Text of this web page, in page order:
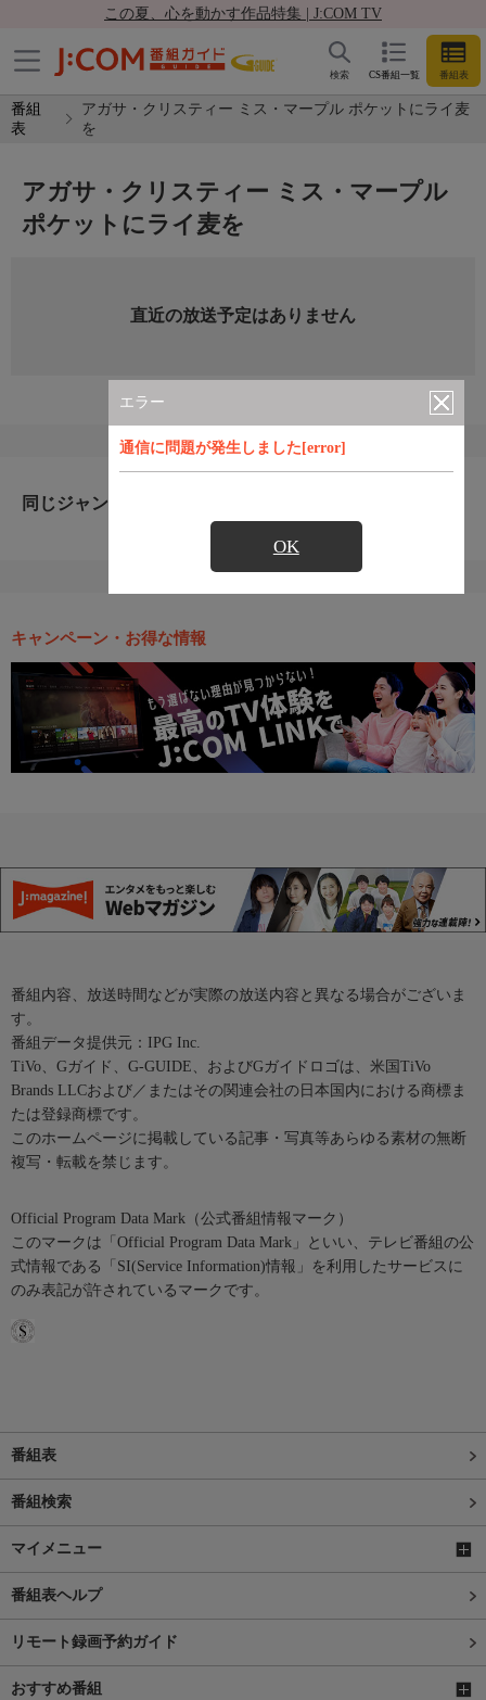
この夏、心を動かす作品特集 | J:COM TV
CS番組一覧 番組表
検索
番組
表
アガサ・クリスティー ミス・マープル ポケットにライ麦
を
エラー
通信に問題が発生しました[error]
OK
アガサ・クリスティー ミス・マープル
ポケットにライ麦を
直近の放送予定はありません
同じジャンルのおすすめ番組
キャンペーン・お得な情報
番組内容、放送時間などが実際の放送内容と異なる場合がございま
す。
番組データ提供元：IPG Inc.
TiVo、Gガイド、G-GUIDE、およびGガイドロゴは、米国TiVo
Brands LLCおよび／またはその関連会社の日本国内における商標ま
たは登録商標です。
このホームページに掲載している記事・写真等あらゆる素材の無断
複写・転載を禁じます。
Official Program Data Mark（公式番組情報マーク）
このマークは「Official Program Data Mark」といい、テレビ番組の公
式情報である「SI(Service Information)情報」を利用したサービスに
のみ表記が許されているマークです。
番組表
番組検索
マイメニュー
番組表ヘルプ
リモート録画予約ガイド
おすすめ番組